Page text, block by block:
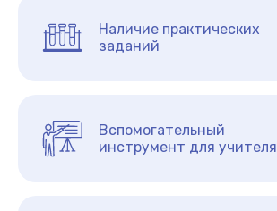
Наличие практических
заданий
Вспомогательный
инструмент для учителя